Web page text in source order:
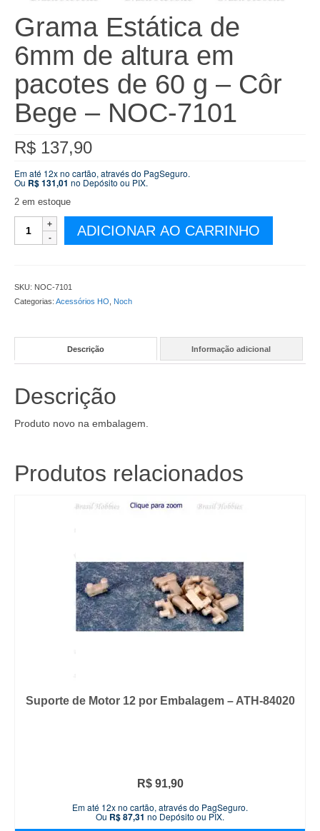
Grama Estática de
6mm de altura em
pacotes de 60 g – Côr
Bege – NOC-7101
R$ 137,90
Em até 12x no cartão, através do PagSeguro.
Ou R$131,01 no Depósito ou PIX.
2 em estoque
Estática
de
g
Côr
-
quantidade
ADICIONAR AO CARRINHO
SKU: NOC-7101
Categorias: Acessórios HO Noch
Descrição Informação adicional
Descrição
Produto novo na embalagem.
Produtos relacionados
Suporte de Motor 12 por Embalagem – ATH-84020
R$91,90
Em até 12x no cartão, através do PagSeguro.
Ou R$87,31 no Depósito ou PIX.